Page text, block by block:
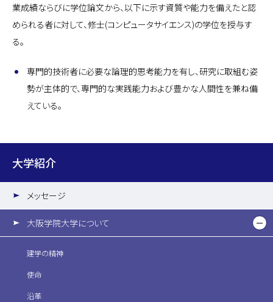
業成績ならびに学位論文から、以下に示す資質や能力を備えたと認
められる者に対して、修士(コンピュータサイエンス)の学位を授与す
る。
専門的技術者に必要な論理的思考能力を有し、研究に取組む姿
勢が主体的で、専門的な実践能力および豊かな人間性を兼ね備
えている。
大学紹介
メッセージ
大阪学院大学について
建学の精神
使命
沿革